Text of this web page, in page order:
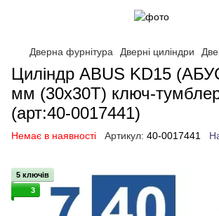
Дверна фурнітура Дверні циліндри
Циліндр ABUS KD15
мм (30x30Т) ключ-
(арт:40-0017441)
Немає в наявності Артикул: 40-0017441
5 ключів
3